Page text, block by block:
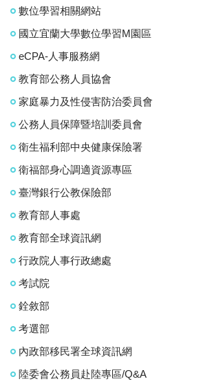
數位學習相關網站
國立宜蘭大學數位學習M園區
eCPA-人事服務網
教育部公務人員協會
家庭暴力及性侵害防治委員會
公務人員保障暨培訓委員會
衛生福利部中央健康保險署
衛福部身心調適資源專區
臺灣銀行公教保險部
教育部人事處
教育部全球資訊網
行政院人事行政總處
考試院
銓敘部
考選部
內政部移民署全球資訊網
陸委會公務員赴陸專區/Q&A